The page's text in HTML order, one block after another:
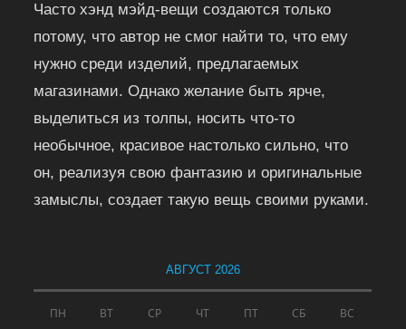
Часто хэнд мэйд-вещи создаются только
потому, что автор не смог найти то, что ему
нужно среди изделий, предлагаемых
магазинами. Однако желание быть ярче,
выделиться из толпы, носить что-то
необычное, красивое настолько сильно, что
он, реализуя свою фантазию и оригинальные
замыслы, создает такую вещь своими руками.
АВГУСТ 2026
ПН ВТ СР ЧТ ПТ СБ ВС